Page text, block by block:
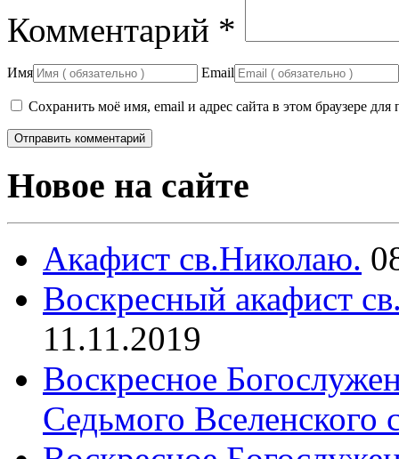
Комментарий *
Имя Email
Сохранить моё имя, email и адрес сайта в этом браузере
Новое на сайте
Акафист св.Николаю.
Воскресный акафист
11.11.2019
Воскресное
Седьмого Вселенского